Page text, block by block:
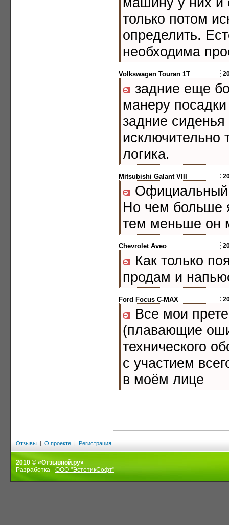
только потом
определить.
необходима
Volkswagen Touran 1T
задние еще
манеру
задние
исключительно
логика.
Mitsubishi Galant VIII
Официальный
Но чем больше
тем меньше он
Chevrolet Aveo
Как только
продам и
Ford Focus C-MAX
Все мои
(плавающие
технического
с участием
в моём лице
Отзывы | О проекте | Регистрация
2010 © «Отзывной.ру»
Разработка - ООО "ЭстетикСофт"